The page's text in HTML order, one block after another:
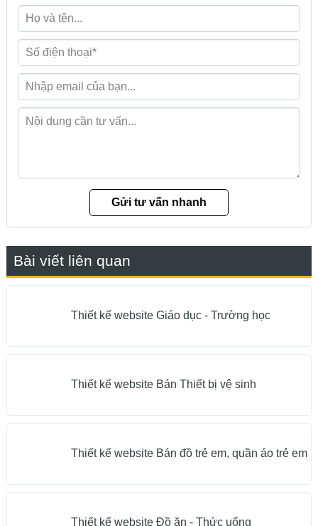
Bài viết liên quan
Thiết kế website Giáo dục - Trường học
Thiết kế website Bán Thiết bị vệ sinh
Thiết kế website Bán đồ trẻ em, quần áo trẻ em
Thiết kế website Đồ ăn - Thức uống